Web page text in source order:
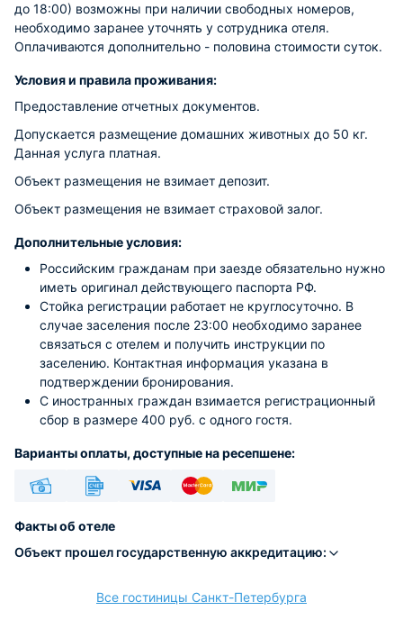
до 18:00) возможны при наличии свободных номеров,
необходимо заранее уточнять у сотрудника отеля.
Оплачиваются дополнительно - половина стоимости суток.
Условия и правила проживания:
Предоставление отчетных документов.
Допускается размещение домашних животных до 50 кг.
Данная услуга платная.
Объект размещения не взимает депозит.
Объект размещения не взимает страховой залог.
Дополнительные условия:
Российским гражданам при заезде обязательно нужно
иметь оригинал действующего паспорта РФ.
Стойка регистрации работает не круглосуточно. В
случае заселения после 23:00 необходимо заранее
связаться с отелем и получить инструкции по
заселению. Контактная информация указана в
подтверждении бронирования.
С иностранных граждан взимается регистрационный
сбор в размере 400 руб. с одного гостя.
Варианты оплаты, доступные на ресепшене:
расчёт
Факты об отеле
Объект прошел государственную аккредитацию:
Все гостиницы Санкт-Петербурга